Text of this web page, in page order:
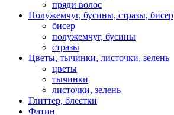
пряди волос
Полужемчуг, бусины, стразы, бисер
бисер
полужемчуг, бусины
стразы
Цветы, тычинки, листочки, зелень
цветы
тычинки
листочки, зелень
Глиттер, блестки
Фатин